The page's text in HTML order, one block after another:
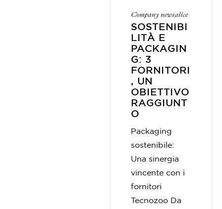
Company newsalice
SOSTENIBI
LITÀ E
PACKAGIN
G: 3
FORNITORI
, UN
OBIETTIVO
RAGGIUNT
O
Packaging
sostenibile:
Una sinergia
vincente con i
fornitori
Tecnozoo Da